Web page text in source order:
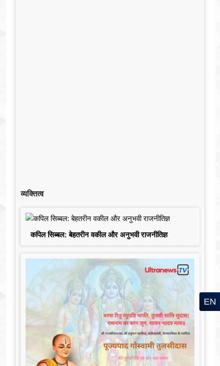
व्यक्तित्व
कपिल सिब्बल: बेहतरीन वकील और अनुभवी राजनीतिज्ञ
EN